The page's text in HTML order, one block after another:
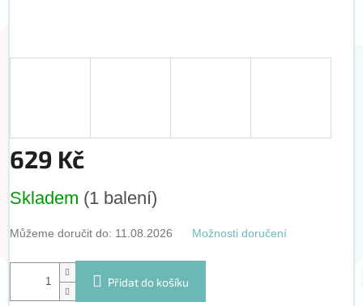
629 Kč
cena:
Skladem (1 balení)
Můžeme doručit do: 11.08.2026 Možnosti doručení
Přidat do košíku